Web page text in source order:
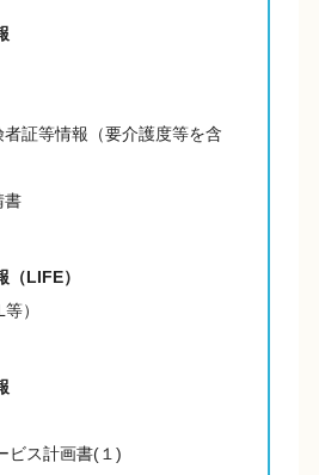
証等情報（要介護度等を含
書
（LIFE）
）
ビス計画書(１)